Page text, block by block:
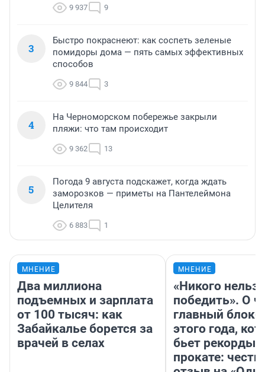
9 937 9
3
Быстро покраснеют: как соспеть зеленые
помидоры дома — пять самых эффективных
способов
9 844 3
4
На Черноморском побережье закрыли
пляжи: что там происходит
9 362 13
5
Погода 9 августа подскажет, когда ждать
заморозков — приметы на Пантелеймона
Целителя
6 883 1
МНЕНИЕ
Два миллиона
подъемных и зарплата
от 100 тысяч: как
Забайкалье борется за
врачей в селах
МНЕНИЕ
«Никого нельзя
победить». О
главный
этого года,
бьет рекорды в
прокате: